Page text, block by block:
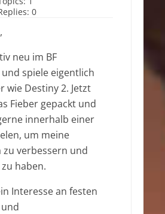
0
neu im BF
spiele eigentlich
wie Destiny 2. Jetzt
Fieber gepackt und
innerhalb einer
um meine
zu verbessern und
haben.
Interesse an festen